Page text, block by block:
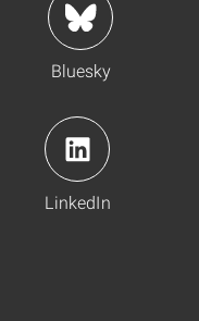
Bluesky
LinkedIn